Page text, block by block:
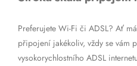
Preferujete Wi-Fi či ADSL? Ať
připojení jakékoliv, vždy se vám
vysokorychlostního ADSL